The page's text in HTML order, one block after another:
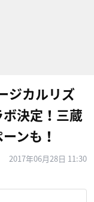
ジカルリズ
決定！三蔵
ンも！
2017年06月28日 11:30